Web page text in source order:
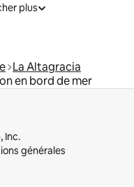
plus
La Altagracia
en bord de mer
Inc.
générales